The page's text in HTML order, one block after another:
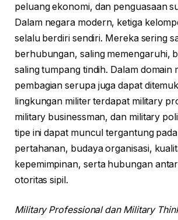
peluang ekonomi, dan penguasaan
Dalam negara modern, ketiga
selalu berdiri sendiri. Mereka sering
berhubungan, saling memengaruhi,
saling tumpang tindih. Dalam domain
pembagian serupa juga dapat
lingkungan militer terdapat military
military businessman, dan military
tipe ini dapat muncul tergantung
pertahanan, budaya organisasi,
kepemimpinan, serta hubungan
otoritas sipil.
Military Professional dan Military